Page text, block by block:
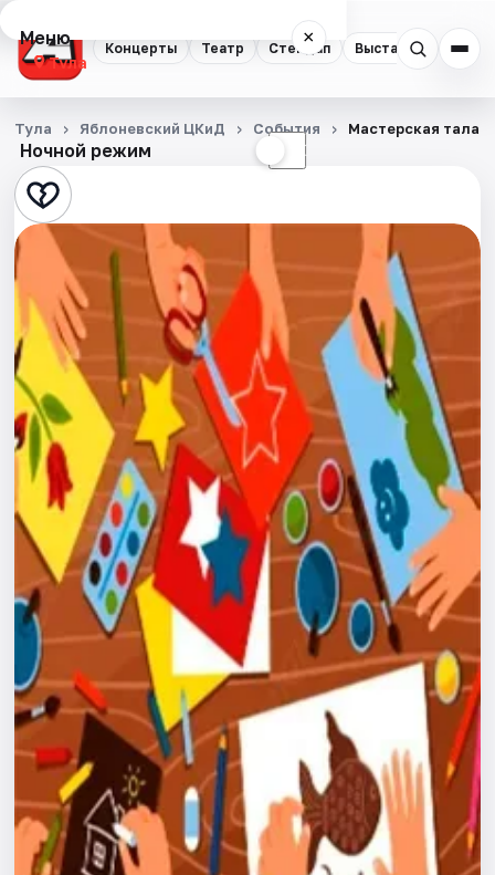
Концерты Театр Стендап Выставки
Меню ×
Тула
Концерты
Театр
Стендап
Выставки
Квесты
Экскурсии
Спорт
События
Города
Площадки
Артисты
Рейтинги
Ночной режим ☾
Тула Яблоневский ЦКиД События Мастерская